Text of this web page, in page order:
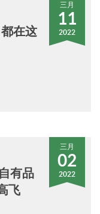
三月
11
2022
在这
三月
02
2022
有品
飞